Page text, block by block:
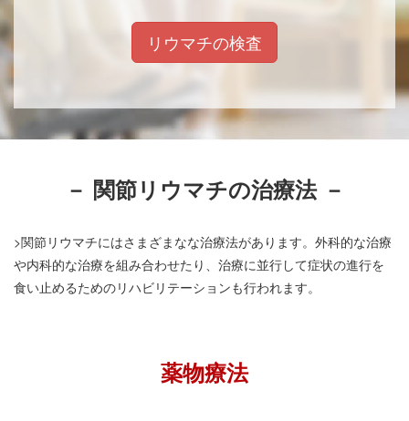
リウマチの検査
－ 関節リウマチの治療法 －
>関節リウマチにはさまざまなな治療法があります。外科的な治療
や内科的な治療を組み合わせたり、治療に並行して症状の進行を
食い止めるためのリハビリテーションも行われます。
薬物療法